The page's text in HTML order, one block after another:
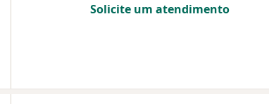
Solicite um atendimento